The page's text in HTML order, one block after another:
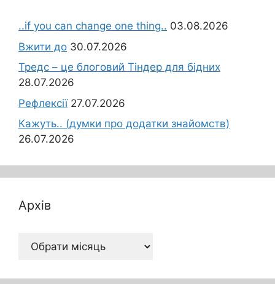
..if you can change one thing.. 03.08.2026
Вжити до 30.07.2026
Тредс – це блоговий Тіндер для бідних
28.07.2026
Рефлексії 27.07.2026
Кажуть.. (думки про додатки знайомств)
26.07.2026
Архів
Архів